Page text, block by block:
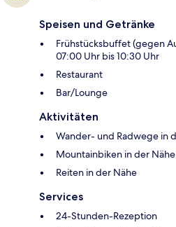
Speisen und Getränke
Frühstücksbuffet (gegen
07:00 Uhr bis 10:30 Uhr
Restaurant
Bar/Lounge
Aktivitäten
Wander- und Radwege in
Mountainbiken in der Nähe
Reiten in der Nähe
Services
24-Stunden-Rezeption